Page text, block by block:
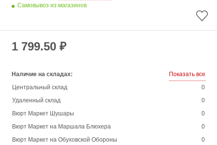
Самовывоз из магазинов
1 799.50 ₽
Наличие на складах:
Показать все
Центральный склад
0
Удаленный склад
0
Вюрт Маркет Шушары
0
Вюрт Маркет на Маршала Блюхера
0
Вюрт Маркет на Обуховской Обороны
0